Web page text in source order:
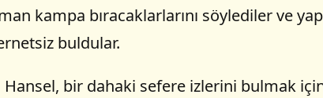
kampa bıracaklarlarını söylediler ve
buldular.
Hansel, bir dahaki sefere izlerini bulmak